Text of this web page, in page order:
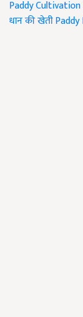
Paddy Cultivation
धान की खेती